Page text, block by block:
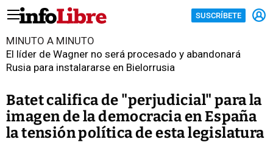
SUSCRÍBETE
MINUTO A MINUTO
El líder de Wagner no será procesado y abandonará
Rusia para instalararse en Bielorrusia
Batet califica de "perjudicial" para la
imagen de la democracia en España
la tensión política de esta legislatura